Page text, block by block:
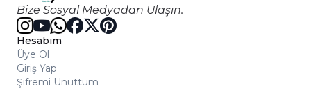
Bize Sosyal Medyadan Ulaşın.
Hesabım
Üye Ol
Giriş Yap
Şifremi Unuttum